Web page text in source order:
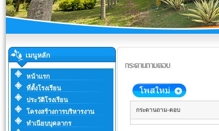
เมนูหลัก
หน้าแรก
ที่ตั้งโรงเรียน
ประวัติโรงเรียน
โครงสร้างการบริหารงาน
ทำเนียบบุคลากร
กระดานถาม-ตอบ